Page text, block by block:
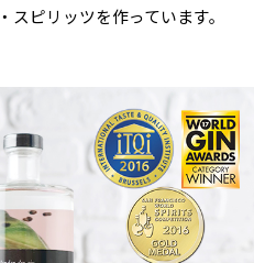
ピリッツを作っています。